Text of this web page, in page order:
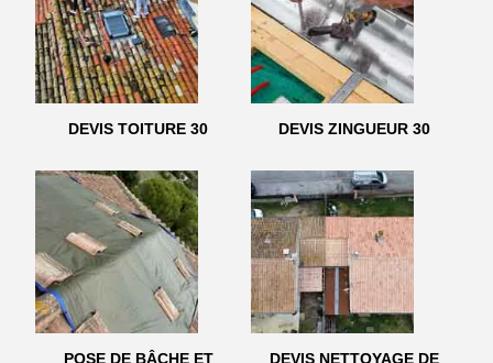
DEVIS TOITURE 30 DEVIS ZINGUEUR 30
POSE DE BÂCHE ET DEVIS NETTOYAGE DE